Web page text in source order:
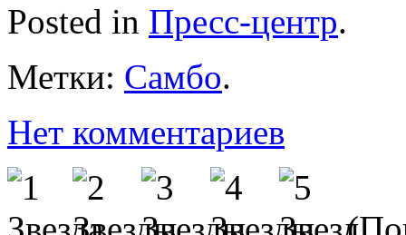
Posted in Пресс-центр.
Метки: Самбо.
Нет комментариев